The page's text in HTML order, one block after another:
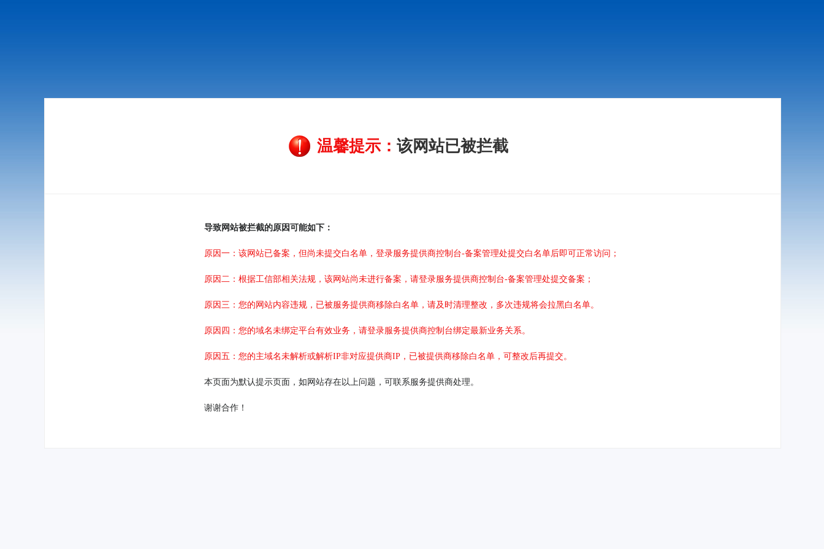
温馨提示： 该网站已被拦截
导致网站被拦截的原因可能如下：
原因一：该网站已备案，但尚未提交白名单，登录服务提供商控制台-备案管理处提交白名单后即可正常访问；
原因二：根据工信部相关法规，该网站尚未进行备案，请登录服务提供商控制台-备案管理处提交备案；
原因三：您的网站内容违规，已被服务提供商移除白名单，请及时清理整改，多次违规将会拉黑白名单。
原因四：您的域名未绑定平台有效业务，请登录服务提供商控制台绑定最新业务关系。
原因五：您的主域名未解析或解析IP非对应提供商IP，已被提供商移除白名单，可整改后再提交。
本页面为默认提示页面，如网站存在以上问题，可联系服务提供商处理。
谢谢合作！